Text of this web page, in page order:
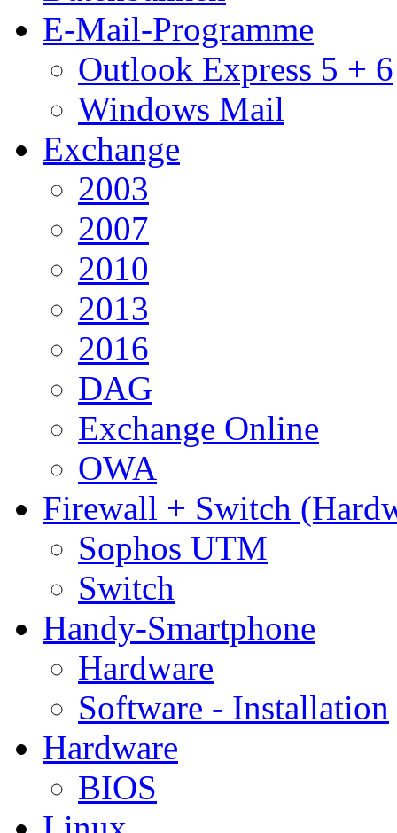
E-Mail-Programme
Outlook Express 5 + 6
Windows Mail
Exchange
2003
2007
2010
2013
2016
DAG
Exchange Online
OWA
Firewall + Switch
Sophos UTM
Switch
Handy-Smartphone
Hardware
Software - Installation
Hardware
BIOS